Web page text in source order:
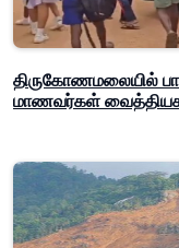
திருகோணமலையில்
மாணவர்கள்